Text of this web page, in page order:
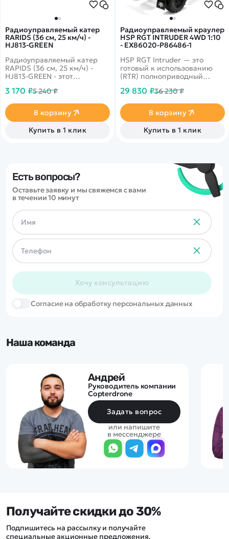
Радиоуправляемый катер
RARIDS (36 см, 25 км/ч) -
HJ813-GREEN
Радиоуправляемый катер
RAPIDS (36 см, 25 км/ч) -
HJ813-GREEN - этот
великолепного катера HJ808
размер, может достичь
максимальной скорости 25
км/ч, благодаря мощному
коллекторному
3 170 ₽5 240 ₽
В корзину
Купить в 1 клик
Радиоуправляемый краулер
HSP RGT INTRUDER 4WD 1:10
- EX86020-P86486-1
HSP RGT Intruder — это
готовый к использованию
(RTR) полноприводный
разработанный для
бездорожья. Модель
отличается реалистичным
дизайном в стиле Toyota
Land Cruiser 70 (LC71),
29 830 ₽36 230 ₽
В корзину
Купить в 1 клик
Есть вопросы?
Оставьте заявку и мы свяжемся с вами
в течении 10 минут
Хочу консультацию
Cогласие на обработку персональных данных
Наша команда
Андрей
Руководитель компании
Copterdrone
Задать вопрос
или напишите
в мессенджере
Получайте скидки до 30%
Подпишитесь на рассылку и получайте
специальные акционные предложения,